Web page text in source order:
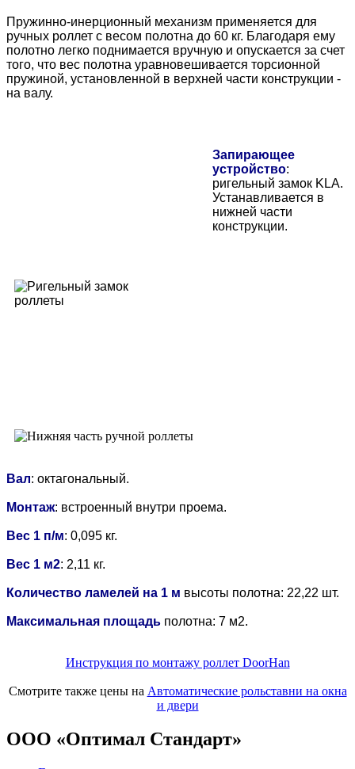
Пружинно-инерционный механизм применяется для
ручных роллет с весом полотна до 60 кг. Благодаря ему
полотно легко поднимается вручную и опускается за счет
того, что вес полотна уравновешивается торсионной
пружиной, установленной в верхней части конструкции -
на валу.
Запирающее
устройство:
ригельный замок KLA.
Устанавливается в
нижней части
конструкции.
Вал: октагональный.
Монтаж: встроенный внутри проема.
Вес 1 п/м: 0,095 кг.
Вес 1 м2: 2,11 кг.
Количество ламелей на 1 м высоты полотна: 22,22 шт.
Максимальная площадь полотна: 7 м2.
Инструкция по монтажу роллет DoorHan
Смотрите также цены на Автоматические рольставни на окна
и двери
ООО «Оптимал Стандарт»